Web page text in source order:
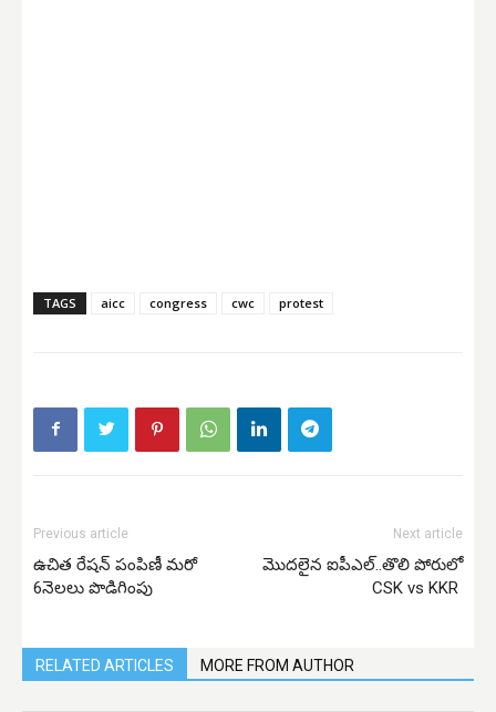
TAGS aicc congress cwc protest
Previous article
ఉచిత రేషన్ పంపిణీ మరో
6నెలలు పొడిగింపు
Next article
మొదలైన ఐపీఎల్..తొలి పోరులో
CSK vs KKR
RELATED ARTICLES MORE FROM AUTHOR